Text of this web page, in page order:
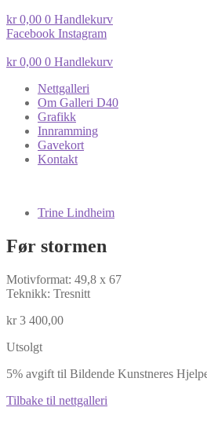
kr0,00 0 Handlekurv
Facebook Instagram
kr0,00 0 Handlekurv
Nettgalleri
Om Galleri D40
Grafikk
Innramming
Gavekort
Kontakt
Trine Lindheim
Før stormen
Motivformat: 49,8 x 67
Teknikk: Tresnitt
kr3 400,00
Utsolgt
5% avgift til Bildende Kunstneres
Tilbake til nettgalleri